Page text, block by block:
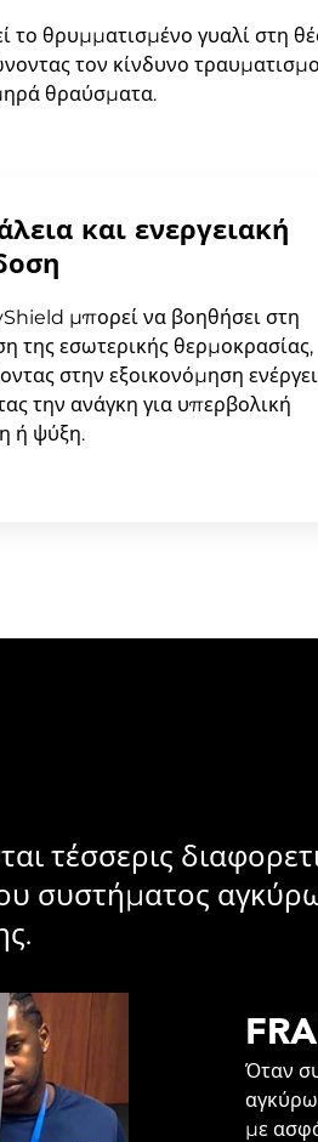
το θρυμματισμένο γυαλί στη
τον κίνδυνο
θραύσματα.
και ενεργειακή
μπορεί να βοηθήσει στη
της εσωτερικής θερμοκρασίας,
στην εξοικονόμηση
την ανάγκη για υπερβολική
ή ψύξη.
τέσσερις
συστήματος
Όταν
με